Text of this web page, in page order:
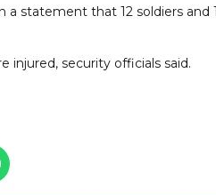
a statement that 12 soldiers
injured, security officials said.